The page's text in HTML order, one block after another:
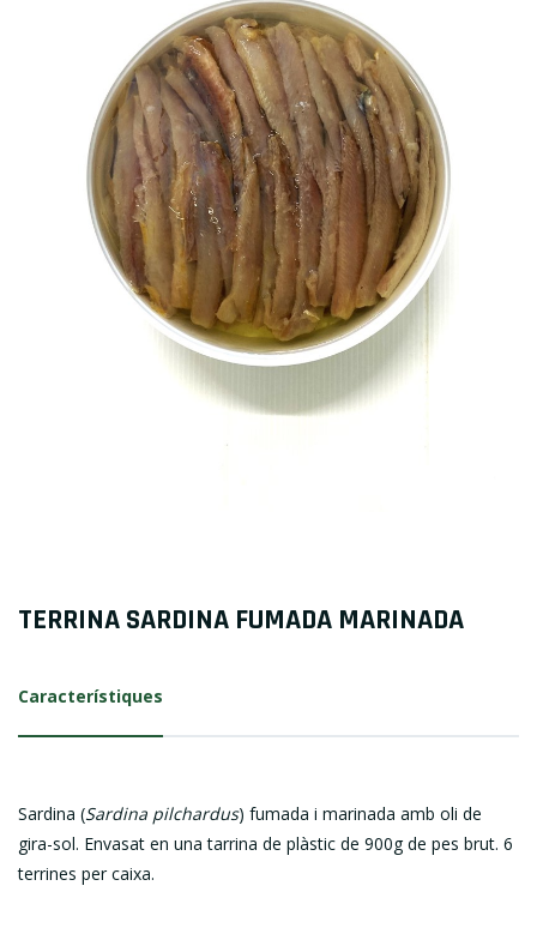
TERRINA SARDINA FUMADA MARINADA
Característiques
Sardina (Sardina pilchardus) fumada i marinada amb oli de
gira-sol. Envasat en una tarrina de plàstic de 900g de pes brut. 6
terrines per caixa.